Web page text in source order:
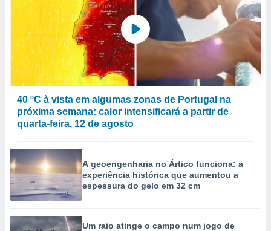
40 ºC à vista em algumas zonas de Portugal na
próxima semana: calor intensificará a partir de
quarta-feira, 12 de agosto
A geoengenharia no Ártico funciona: a
experiência histórica que aumentou a
espessura do gelo em 32 cm
Um raio atinge o campo num jogo de